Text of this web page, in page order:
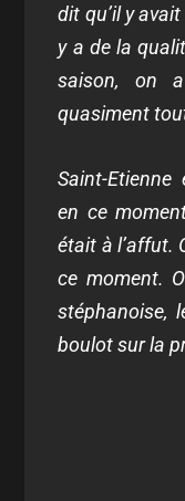
dit qu’il y
y a de la
saison, on
quasiment
Saint-
en ce
était à l’affut.
ce moment.
stéphanoise,
boulot sur la